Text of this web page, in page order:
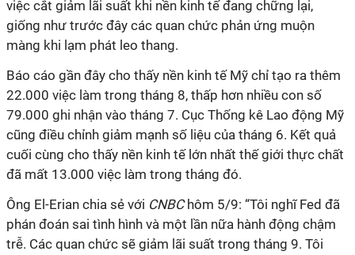
việc cắt giảm lãi suất khi nền kinh tế đang chững lại,
giống như trước đây các quan chức phản ứng muộn
màng khi lạm phát leo thang.
Báo cáo gần đây cho thấy nền kinh tế Mỹ chỉ tạo ra thêm
22.000 việc làm trong tháng 8, thấp hơn nhiều con số
79.000 ghi nhận vào tháng 7. Cục Thống kê Lao động Mỹ
cũng điều chỉnh giảm mạnh số liệu của tháng 6. Kết quả
cuối cùng cho thấy nền kinh tế lớn nhất thế giới thực chất
đã mất 13.000 việc làm trong tháng đó.
Ông El-Erian chia sẻ với CNBC hôm 5/9: “Tôi nghĩ Fed đã
phán đoán sai tình hình và một lần nữa hành động chậm
trễ. Các quan chức sẽ giảm lãi suất trong tháng 9. Tôi